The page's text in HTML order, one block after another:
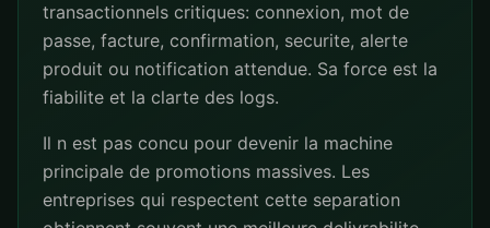
transactionnels critiques: connexion, mot de
passe, facture, confirmation, securite, alerte
produit ou notification attendue. Sa force est la
fiabilite et la clarte des logs.
Il n est pas concu pour devenir la machine
principale de promotions massives. Les
entreprises qui respectent cette separation